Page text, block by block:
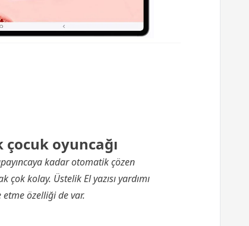
oyuncağı
kadar otomatik çözen
kolay. Üstelik El yazısı yardımı
etme özelliği de var.